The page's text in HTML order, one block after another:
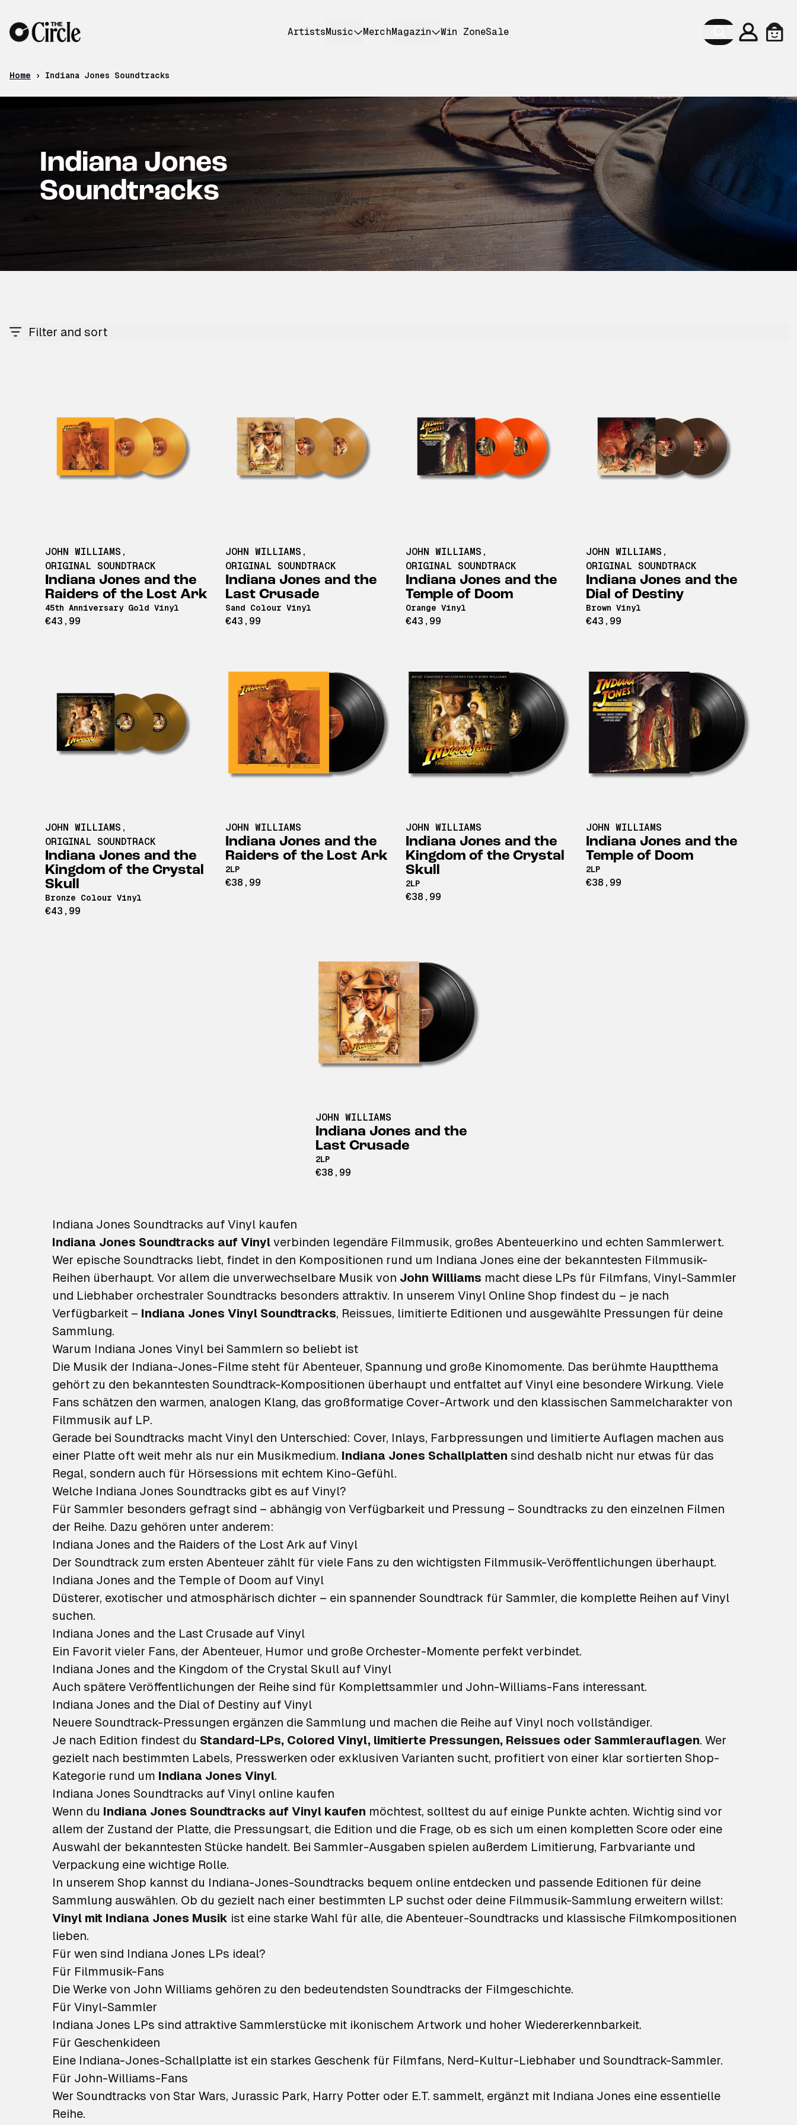
ArtistsMusic MerchMagazin Win ZoneSale
Account
Cart
Home › Indiana Jones Soundtracks
Indiana Jones
Soundtracks
Filter and sort
JOHN WILLIAMS ,
ORIGINAL SOUNDTRACK
Indiana Jones and the
Raiders of the Lost Ark
45th Anniversary Gold Vinyl
€43,99
JOHN WILLIAMS ,
ORIGINAL SOUNDTRACK
Indiana Jones and the
Last Crusade
Sand Colour Vinyl
€43,99
JOHN WILLIAMS ,
ORIGINAL SOUNDTRACK
Indiana Jones and the
Temple of Doom
Orange Vinyl
€43,99
JOHN WILLIAMS ,
ORIGINAL SOUNDTRACK
Indiana Jones and the
Dial of Destiny
Brown Vinyl
€43,99
JOHN WILLIAMS ,
ORIGINAL SOUNDTRACK
Indiana Jones and the
Kingdom of the Crystal
Skull
Bronze Colour Vinyl
€43,99
JOHN WILLIAMS
Indiana Jones and the
Raiders of the Lost Ark
2LP
€38,99
JOHN WILLIAMS
Indiana Jones and the
Kingdom of the Crystal
Skull
2LP
€38,99
JOHN WILLIAMS
Indiana Jones and the
Temple of Doom
2LP
€38,99
JOHN WILLIAMS
Indiana Jones and the
Last Crusade
2LP
€38,99
Indiana Jones Soundtracks auf Vinyl kaufen
Indiana Jones Soundtracks auf Vinyl verbinden legendäre Filmmusik, großes Abenteuerkino und echten Sammlerwert.
Wer epische Soundtracks liebt, findet in den Kompositionen rund um Indiana Jones eine der bekanntesten Filmmusik-
Reihen überhaupt. Vor allem die unverwechselbare Musik von John Williams macht diese LPs für Filmfans, Vinyl-Sammler
und Liebhaber orchestraler Soundtracks besonders attraktiv. In unserem Vinyl Online Shop findest du – je nach
Verfügbarkeit – Indiana Jones Vinyl Soundtracks, Reissues, limitierte Editionen und ausgewählte Pressungen für deine
Sammlung.
Warum Indiana Jones Vinyl bei Sammlern so beliebt ist
Die Musik der Indiana-Jones-Filme steht für Abenteuer, Spannung und große Kinomomente. Das berühmte Hauptthema
gehört zu den bekanntesten Soundtrack-Kompositionen überhaupt und entfaltet auf Vinyl eine besondere Wirkung. Viele
Fans schätzen den warmen, analogen Klang, das großformatige Cover-Artwork und den klassischen Sammelcharakter von
Filmmusik auf LP.
Gerade bei Soundtracks macht Vinyl den Unterschied: Cover, Inlays, Farbpressungen und limitierte Auflagen machen aus
einer Platte oft weit mehr als nur ein Musikmedium. Indiana Jones Schallplatten sind deshalb nicht nur etwas für das
Regal, sondern auch für Hörsessions mit echtem Kino-Gefühl.
Welche Indiana Jones Soundtracks gibt es auf Vinyl?
Für Sammler besonders gefragt sind – abhängig von Verfügbarkeit und Pressung – Soundtracks zu den einzelnen Filmen
der Reihe. Dazu gehören unter anderem:
Indiana Jones and the Raiders of the Lost Ark auf Vinyl
Der Soundtrack zum ersten Abenteuer zählt für viele Fans zu den wichtigsten Filmmusik-Veröffentlichungen überhaupt.
Indiana Jones and the Temple of Doom auf Vinyl
Düsterer, exotischer und atmosphärisch dichter – ein spannender Soundtrack für Sammler, die komplette Reihen auf Vinyl
suchen.
Indiana Jones and the Last Crusade auf Vinyl
Ein Favorit vieler Fans, der Abenteuer, Humor und große Orchester-Momente perfekt verbindet.
Indiana Jones and the Kingdom of the Crystal Skull auf Vinyl
Auch spätere Veröffentlichungen der Reihe sind für Komplettsammler und John-Williams-Fans interessant.
Indiana Jones and the Dial of Destiny auf Vinyl
Neuere Soundtrack-Pressungen ergänzen die Sammlung und machen die Reihe auf Vinyl noch vollständiger.
Je nach Edition findest du Standard-LPs, Colored Vinyl, limitierte Pressungen, Reissues oder Sammlerauflagen. Wer
gezielt nach bestimmten Labels, Presswerken oder exklusiven Varianten sucht, profitiert von einer klar sortierten Shop-
Kategorie rund um Indiana Jones Vinyl.
Indiana Jones Soundtracks auf Vinyl online kaufen
Wenn du Indiana Jones Soundtracks auf Vinyl kaufen möchtest, solltest du auf einige Punkte achten. Wichtig sind vor
allem der Zustand der Platte, die Pressungsart, die Edition und die Frage, ob es sich um einen kompletten Score oder eine
Auswahl der bekanntesten Stücke handelt. Bei Sammler-Ausgaben spielen außerdem Limitierung, Farbvariante und
Verpackung eine wichtige Rolle.
In unserem Shop kannst du Indiana-Jones-Soundtracks bequem online entdecken und passende Editionen für deine
Sammlung auswählen. Ob du gezielt nach einer bestimmten LP suchst oder deine Filmmusik-Sammlung erweitern willst:
Vinyl mit Indiana Jones Musik ist eine starke Wahl für alle, die Abenteuer-Soundtracks und klassische Filmkompositionen
lieben.
Für wen sind Indiana Jones LPs ideal?
Für Filmmusik-Fans
Die Werke von John Williams gehören zu den bedeutendsten Soundtracks der Filmgeschichte.
Für Vinyl-Sammler
Indiana Jones LPs sind attraktive Sammlerstücke mit ikonischem Artwork und hoher Wiedererkennbarkeit.
Für Geschenkideen
Eine Indiana-Jones-Schallplatte ist ein starkes Geschenk für Filmfans, Nerd-Kultur-Liebhaber und Soundtrack-Sammler.
Für John-Williams-Fans
Wer Soundtracks von Star Wars, Jurassic Park, Harry Potter oder E.T. sammelt, ergänzt mit Indiana Jones eine essentielle
Reihe.